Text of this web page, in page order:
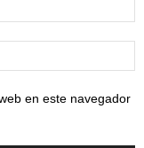
en este navegador